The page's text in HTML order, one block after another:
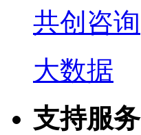
共创咨询
大数据
支持服务